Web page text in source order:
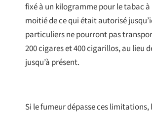
fixé à un kilogramme pour le tabac
moitié de ce qui était autorisé
particuliers ne pourront pas
200 cigares et 400 cigarillos, au lieu
jusqu’à présent.
Si le fumeur dépasse ces limitations,